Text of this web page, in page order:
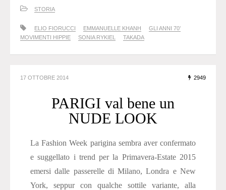
STORIA
ELIO FIORUCCI EMMANUELLE KHANH
GLI ANNI 70’
MOVIMENTI HIPPIE
SONIA RYKIEL TAKADA
17 OTTOBRE 2014 2949
PARIGI val bene un
NUDE LOOK
La Fashion Week parigina sembra aver confermato
e suggellato i trend per la Primavera-Estate 2015
emersi dalle passerelle di Milano, Londra e New
York, seppur con qualche sottile variante, alla